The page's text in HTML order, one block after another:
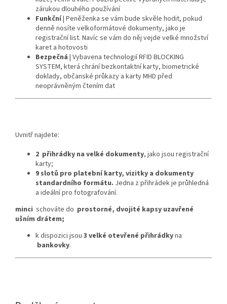
zárukou dlouhého používání
Funkční| Peněženka se vám bude skvěle hodit, pokud
denně nosíte velkoformátové dokumenty, jako je
registrační list. Navíc se vám do něj vejde velké množství
karet a hotovosti
Bezpečná | Vybavena technologií RFID BLOCKING
SYSTEM, která chrání bezkontaktní karty, biometrické
doklady, občanské průkazy a karty MHD před
neoprávněným čtením dat
Uvnitř najdete:
2 přihrádky na velké dokumenty, jako jsou registrační
karty;
9 slotů pro platební karty, vizitky a dokumenty
standardního formátu. Jedna z přihrádek je průhledná
a ideální pro fotografování.
minci schováte do prostorné, dvojité kapsy uzavřené
ušním drátem;
k dispozici jsou 3 velké otevřené přihrádkyna
bankovky.